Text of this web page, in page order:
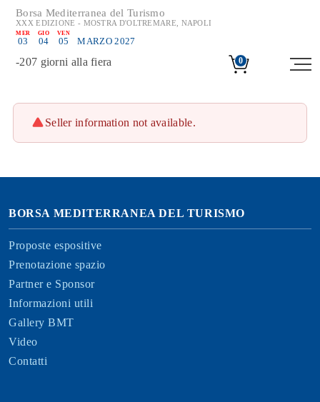
Borsa Mediterranea del Turismo
XXX EDIZIONE - MOSTRA D'OLTREMARE, NAPOLI
MER
03
GIO
04
VEN
05 MARZO 2027
-207 giorni alla fiera 0
Seller information not available.
BORSA MEDITERRANEA DEL TURISMO
Proposte espositive
Prenotazione spazio
Partner e Sponsor
Informazioni utili
Gallery BMT
Video
Contatti